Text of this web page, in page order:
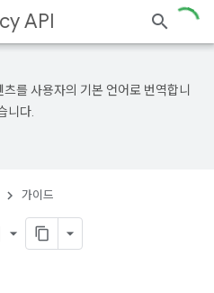
API
를 사용자의 기본 언어로 번역합니
니다.
가이드